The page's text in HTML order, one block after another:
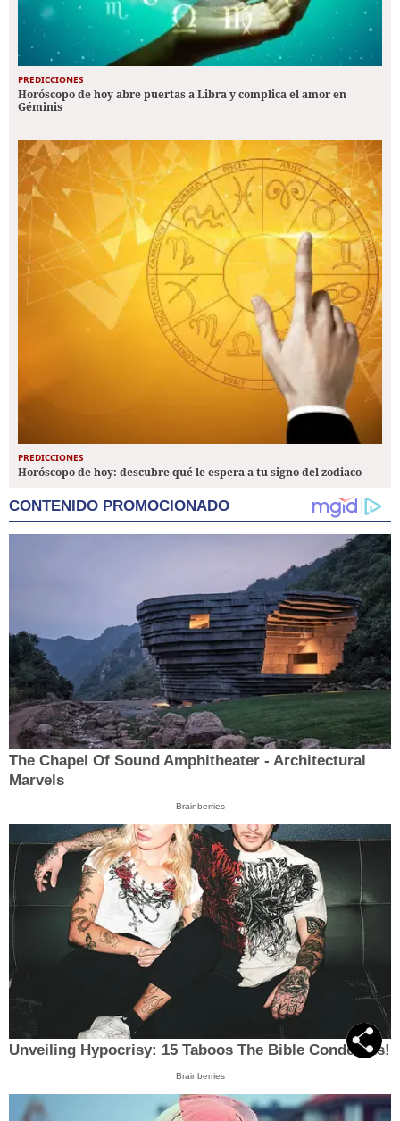
PREDICCIONES
Horóscopo de hoy abre puertas a Libra y complica el amor en
Géminis
PREDICCIONES
Horóscopo de hoy: descubre qué le espera a tu signo del zodiaco
CONTENIDO PROMOCIONADO
The Chapel Of Sound Amphitheater - Architectural
Marvels
Brainberries
Unveiling Hypocrisy: 15 Taboos The Bible Condemns!
Brainberries